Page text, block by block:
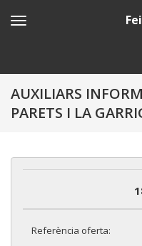
AUXILIARS
PARETS I LA
Referència oferta: